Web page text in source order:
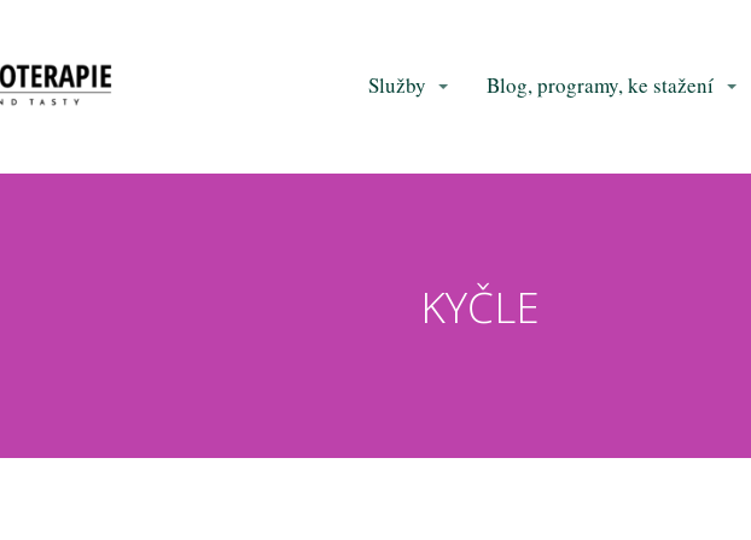
Služby Blog, programy, ke stažení
KYČLE